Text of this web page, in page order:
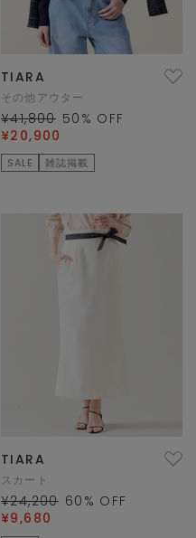
TIARA
その他アウター
¥41,800 50 % OFF
¥20,900
SALE 雑誌掲載
TIARA
スカート
¥24,200 60 % OFF
¥9,680